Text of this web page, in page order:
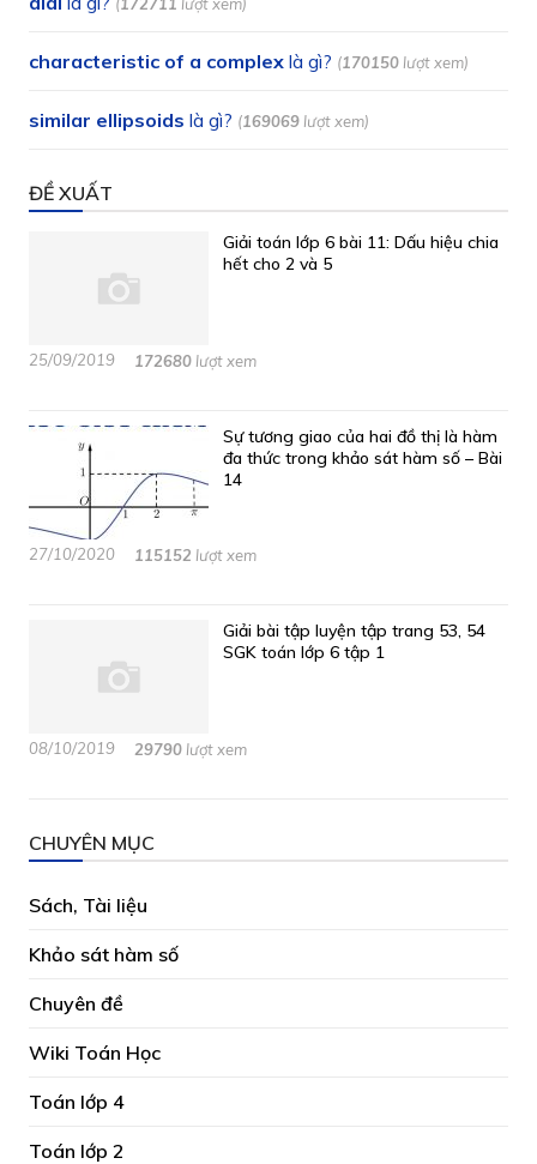
characteristic of a complex là gì? (170150 lượt xem)
similar ellipsoids là gì? (169069 lượt xem)
ĐỀ XUẤT
Giải toán lớp 6 bài 11: Dấu hiệu chia
hết cho 2 và 5
25/09/2019 172680 lượt xem
Sự tương giao của hai đồ thị là hàm
đa thức trong khảo sát hàm số – Bài
14
27/10/2020 115152 lượt xem
Giải bài tập luyện tập trang 53, 54
SGK toán lớp 6 tập 1
08/10/2019 29790 lượt xem
CHUYÊN MỤC
Sách, Tài liệu
Khảo sát hàm số
Chuyên đề
Wiki Toán Học
Toán lớp 4
Toán lớp 2